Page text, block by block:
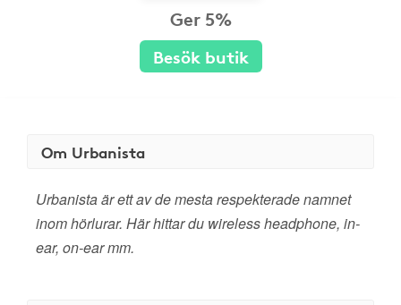
Ger 5%
Besök butik
Om Urbanista
Urbanista är ett av de mesta respekterade namnet
inom hörlurar. Här hittar du wireless headphone, in-
ear, on-ear mm.